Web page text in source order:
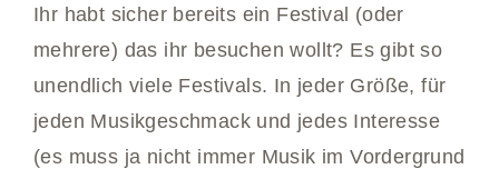
Ihr habt sicher bereits ein Festival (oder
mehrere) das ihr besuchen wollt? Es gibt so
unendlich viele Festivals. In jeder Größe, für
jeden Musikgeschmack und jedes Interesse
(es muss ja nicht immer Musik im Vordergrund